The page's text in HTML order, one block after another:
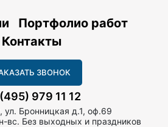
Портфолио работ
Контакты
ЗВОНОК
979 11 12
ул. Бронницкая д.1, оф.69
вс. Без выходных и праздников